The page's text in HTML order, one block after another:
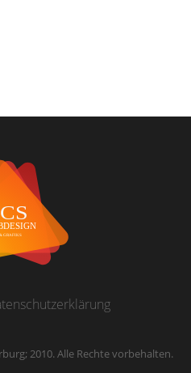
2010. Alle Rechte vorbehalten.